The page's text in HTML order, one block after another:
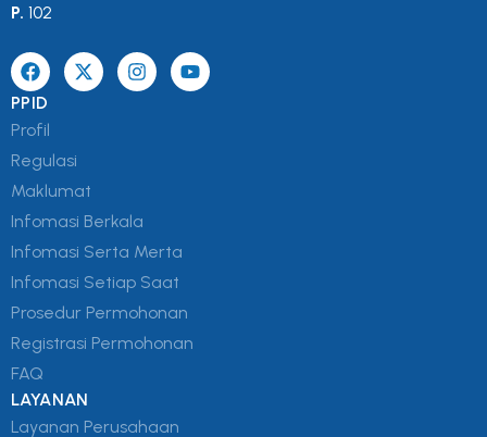
P. 102
PPID
Profil
Regulasi
Maklumat
Infomasi Berkala
Infomasi Serta Merta
Infomasi Setiap Saat
Prosedur Permohonan
Registrasi Permohonan
FAQ
LAYANAN
Layanan Perusahaan